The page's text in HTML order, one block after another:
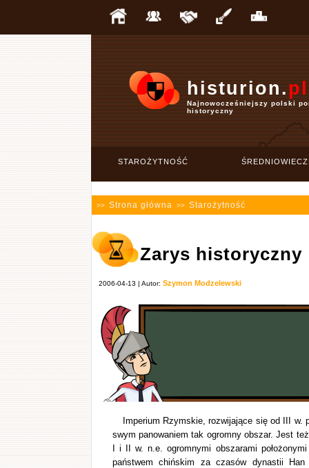
histurion.pl
Najnowocześniejszy polski
historyczny
STAROŻYTNOŚĆ
>> Strona główna >> Starożytność
Zarys historyczny
2006-04-13 | Autor: Szymon Modzelewski
Imperium Rzymskie, rozwijające się od III w.
swym panowaniem tak ogromny obszar. Jest
I i II w. n.e. ogromnymi obszarami
państwem chińskim za czasów dynastii